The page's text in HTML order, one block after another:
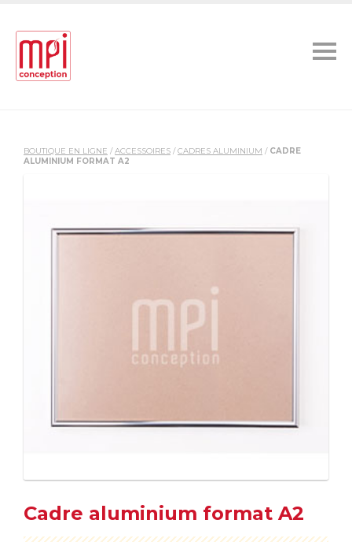
BOUTIQUE EN LIGNE /ACCESSOIRES /CADRES ALUMINIUM / CADRE
ALUMINIUM FORMAT A2
Cadre aluminium format A2